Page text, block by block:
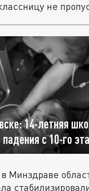
не
14-летняя
с 10-го
Минздраве